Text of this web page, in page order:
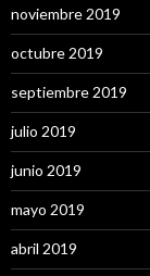
noviembre 2019
octubre 2019
septiembre 2019
julio 2019
junio 2019
mayo 2019
abril 2019